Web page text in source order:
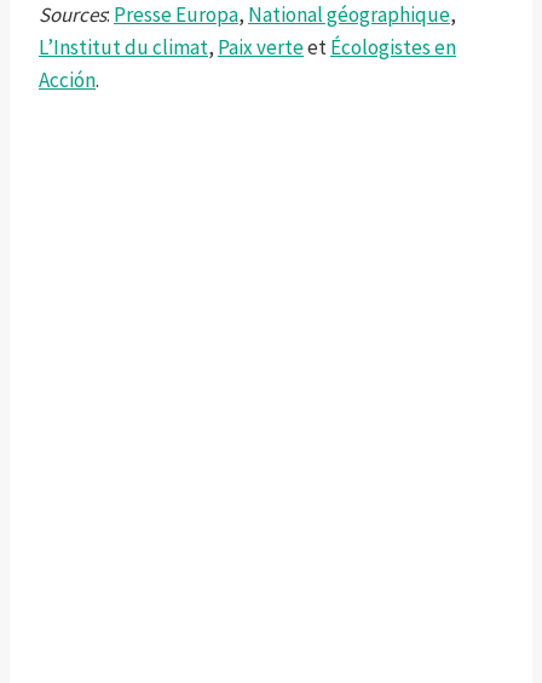
Sources: Presse Europa, National géographique,
L’Institut du climat, Paix verteetÉcologistes en
Acción.